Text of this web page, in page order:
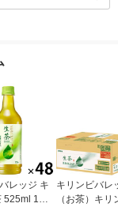
レッジ キ
525ml 1セ
キリンビバレ
（お茶）キリ